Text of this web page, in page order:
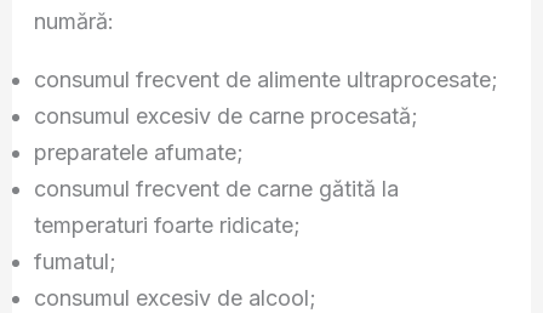
numără:
consumul frecvent de alimente ultraprocesate;
consumul excesiv de carne procesată;
preparatele afumate;
consumul frecvent de carne gătită la
temperaturi foarte ridicate;
fumatul;
consumul excesiv de alcool;